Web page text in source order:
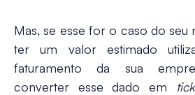
Mas, se esse for o caso do seu
ter um valor estimado
faturamento da sua
converter esse dado em